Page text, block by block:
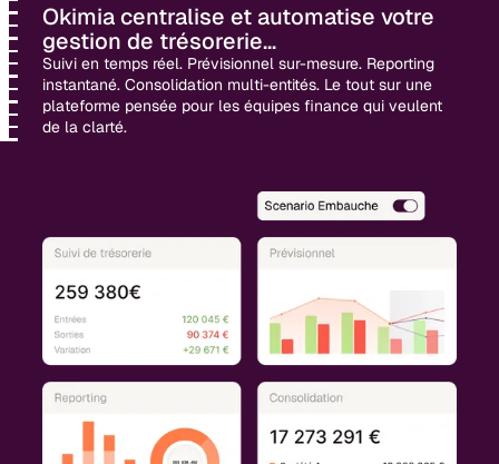
Okimia centralise et automatise votre
gestion de trésorerie...
Suivi en temps réel. Prévisionnel sur-mesure. Reporting
instantané. Consolidation multi-entités. Le tout sur une
plateforme pensée pour les équipes finance qui veulent
de la clarté.